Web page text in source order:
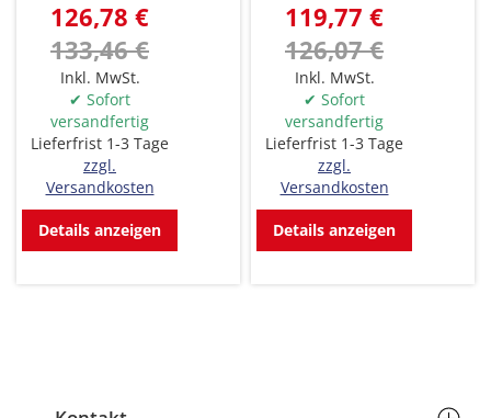
126,78 €
133,46 €
Inkl. MwSt.
✔ Sofort
versandfertig
Lieferfrist 1-3 Tage
zzgl.
Versandkosten
Details anzeigen
119,77 €
126,07 €
Inkl. MwSt.
✔ Sofort
versandfertig
Lieferfrist 1-3 Tage
zzgl.
Versandkosten
Details anzeigen